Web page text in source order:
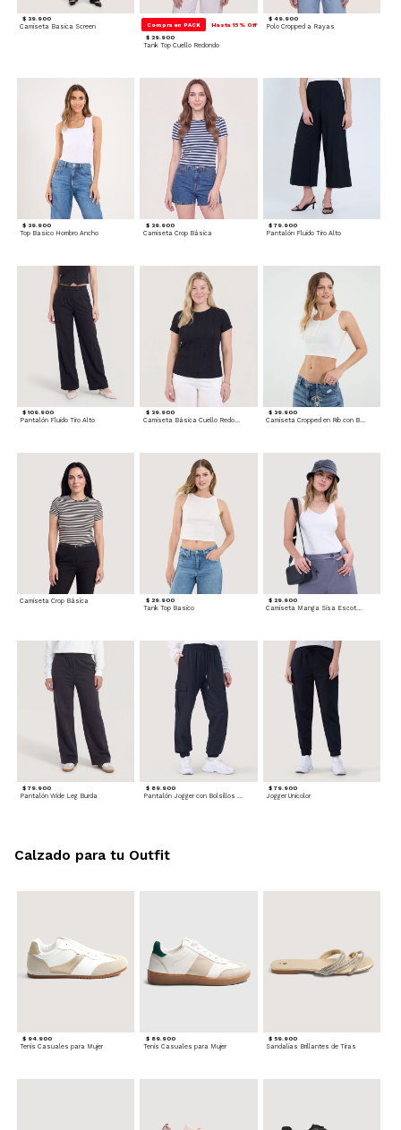
$ 39.900
Camiseta Basica Screen Compra en PACK Hasta 15% Off
$ 29.900
Tank Top Cuello Redondo
$ 49.900
Polo Cropped a Rayas
$ 39.900
Top Basico Hombro Ancho
$ 39.900
Camiseta Crop Básica
$ 79.900
Pantalón Fluido Tiro Alto
$ 109.900
Pantalón Fluido Tiro Alto
$ 39.900
Camiseta Básica Cuello Redondo
$ 39.900
Camiseta Cropped en Rib con Botones
Camiseta Crop Básica $ 29.900
Tank Top Basico
$ 29.900
Camiseta Manga Sisa Escotada
$ 79.900
Pantalón Wide Leg Burda
$ 89.900
Pantalón Jogger con Bolsillos Cargo
$ 79.900
Jogger Unicolor
$ 94.900
Tenis Casuales para Mujer
$ 89.900
Tenis Casuales para Mujer
$ 59.900
Sandalias Brillantes de Tiras
Calzado para tu Outfit